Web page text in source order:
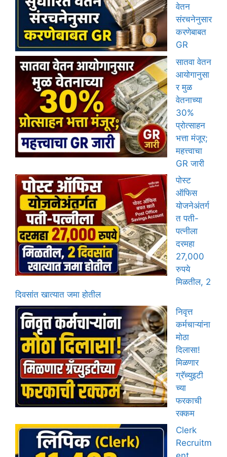
वेतन
संरचनेनुसार
करणेबाबत
GR
सातवा वेतन
आयोगानुसा
र मुळ
वेतनाच्या
30%
प्रोत्साहन
भत्ता मंजूर;
महत्त्वाचा
GR जारी
पोस्ट
ऑफिस
योजनेअंतर्ग
त पती-
पत्नीला
दरमहा
27,000
रुपये
मिळतील, 2
दिवसांत खात्यात जमा होतील
निवृत्त
कर्मचाऱ्यांना
मोठा
दिलासा!
मिळणार
ग्रॅच्युइटी
च्या
फरकाची
रक्कम
Clerk
Recruitm